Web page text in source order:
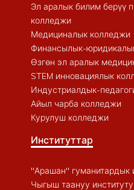
Эл аралык билим берүү
колледжи
Медициналык колледжи
Финансылык-
Өзгөн эл аралык
STEM инновациялык
Индустриалдык-
Айыл чарба колледжи
Курулуш колледжи
Институттар
"Арашан" гуманитардык
Чыгыш таануу институту